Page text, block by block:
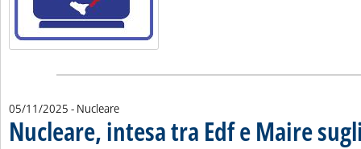
05/11/2025 - Nucleare
Nucleare, intesa tra Edf e Maire